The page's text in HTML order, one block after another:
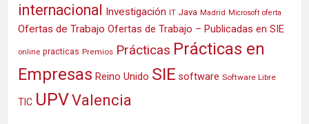
internacional Investigación IT Java Madrid Microsoft oferta
Ofertas de Trabajo Ofertas de Trabajo – Publicadas en SIE
online practicas Premios Prácticas Prácticas en
Empresas Reino Unido SIE software Software Libre
TIC UPVValencia